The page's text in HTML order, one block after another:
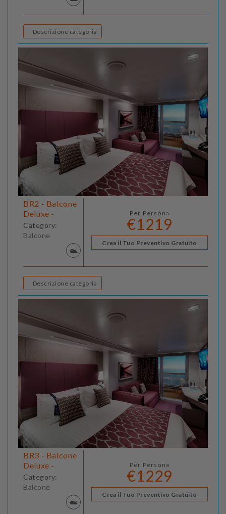
Descrizione categoria
BR2 - Balcone
Deluxe -
Category:
Balcone
Per Persona
€1219
Crea il Tuo Preventivo Gratuito
Descrizione categoria
BR3 - Balcone
Deluxe -
Category:
Balcone
Per Persona
€1229
Crea il Tuo Preventivo Gratuito